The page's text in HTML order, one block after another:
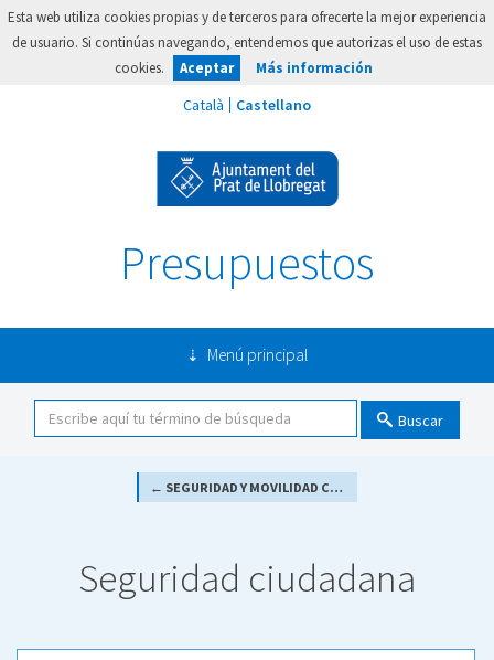
Esta web utiliza cookies propias y de terceros para ofrecerte la mejor experiencia
de usuario. Si continúas navegando, entendemos que autorizas el uso de estas
cookies.
Aceptar Más información
Presupuestos
Menú principal
Buscar
← SEGURIDAD Y MOVILIDAD CIUDADANA
Seguridad ciudadana